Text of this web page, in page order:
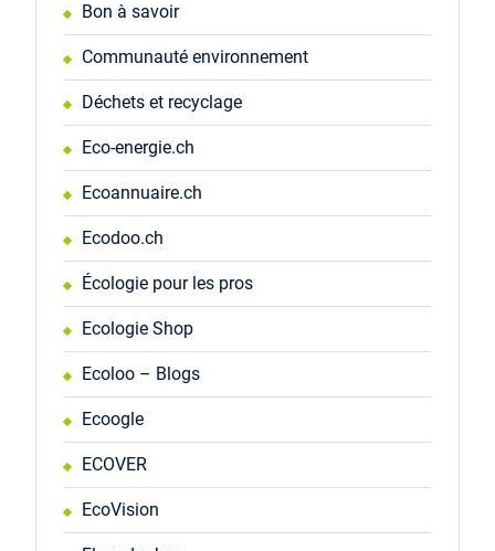
Bon à savoir
Communauté environnement
Déchets et recyclage
Eco-energie.ch
Ecoannuaire.ch
Ecodoo.ch
Écologie pour les pros
Ecologie Shop
Ecoloo – Blogs
Ecoogle
ECOVER
EcoVision